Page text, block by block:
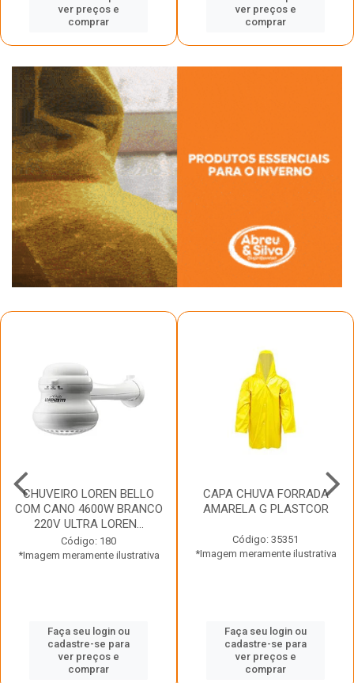
ver preços e
comprar
ver preços e
comprar
CHUVEIRO LOREN BELLO
COM CANO 4600W BRANCO
220V ULTRA LOREN...
Código: 180
*Imagem meramente ilustrativa
Faça seu login ou
cadastre-se para
ver preços e
comprar
CAPA CHUVA FORRADA
AMARELA G PLASTCOR
Código: 35351
*Imagem meramente ilustrativa
Faça seu login ou
cadastre-se para
ver preços e
comprar